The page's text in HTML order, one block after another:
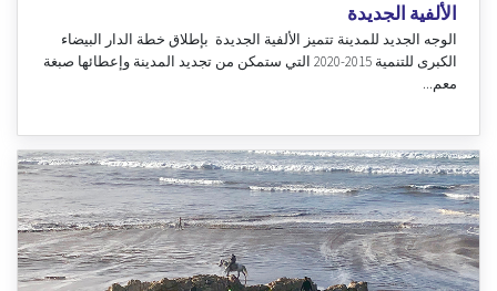
الألفية الجديدة
الوجه الجديد للمدينة تتميز الألفية الجديدة بإطلاق خطة الدار البيضاء
الكبرى للتنمية 2015-2020 التي ستمكن من تجديد المدينة وإعطائها صبغة
معم...